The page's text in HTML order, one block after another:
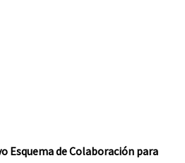
Esquema de Colaboración para